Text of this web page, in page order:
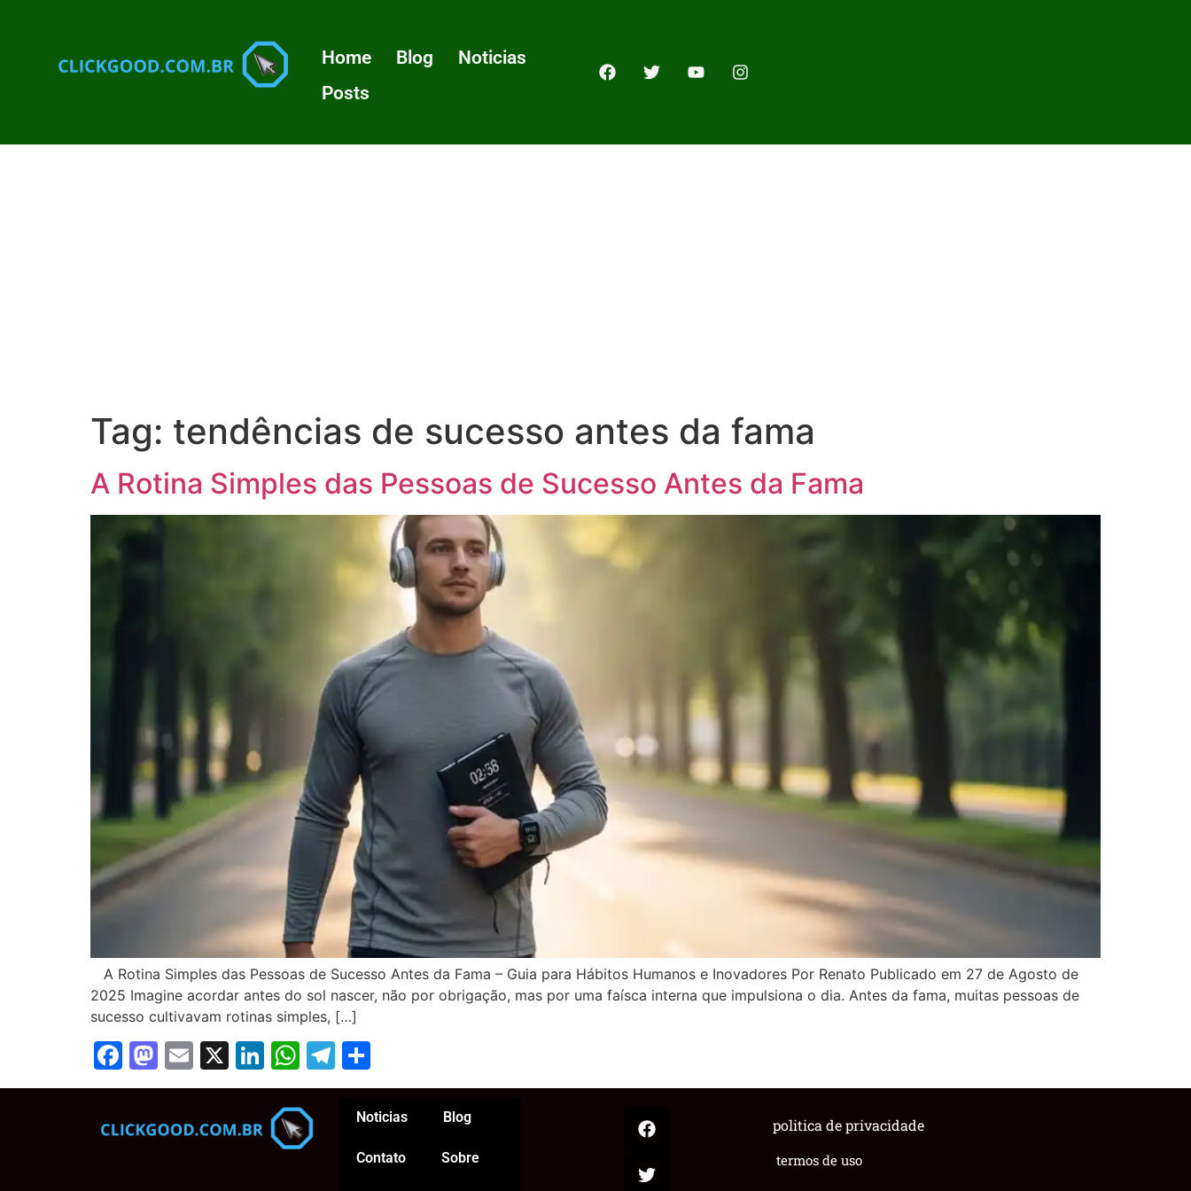
Home Blog
Noticias
Posts
Tag: tendências de sucesso antes da fama
A Rotina Simples das Pessoas de Sucesso Antes da Fama
A Rotina Simples das Pessoas de Sucesso Antes da Fama – Guia para Hábitos Humanos e Inovadores Por Renato Publicado em 27 de Agosto de
2025 Imagine acordar antes do sol nascer, não por obrigação, mas por uma faísca interna que impulsiona o dia. Antes da fama, muitas pessoas de
sucesso cultivavam rotinas simples, […]
Facebook
Mastodon
Email
X LinkedIn
WhatsApp
Telegram
Noticias Blog
Contato Sobre termos de uso
politica de privacidade